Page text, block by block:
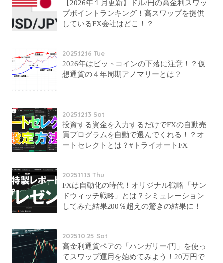
【2026年１月更新】ドル/円の高金利スワッ
プポイントランキング！高スワップを提供
しているFX会社はどこ！？
2025.12.16 Tue
2026年はビットコインの下落に注意！？仮
想通貨の４年周期アノマリーとは？
2025.12.13 Sat
投資する資金を入力するだけでFXの自動売
買プログラムを自動で選んでくれる！？オ
ートセレクトとは？#トライオートFX
2025.11.13 Thu
FXは自動化の時代！オリジナル戦略「サン
ドウィッチ戦略」とは？シミュレーション
してみた結果200％超えの驚きの結果に！
2025.10.25 Sat
高金利通貨ペアの「ハンガリー/円」を使っ
てスワップ運用を始めてみよう！20万円で